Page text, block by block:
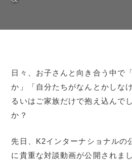
日々、お子さんと向き合う中で
か」「自分たちがなんとかしな
るいはご家族だけで抱え込んで
か？
先日、K2インターナショナルの
に貴重な対談動画が公開されま